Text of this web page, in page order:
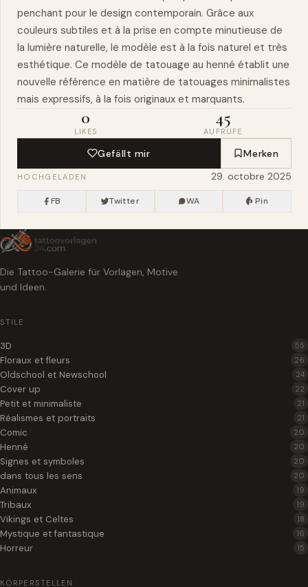
penchant pour le design contemporain. Grâce aux
couleurs subtiles et à la prise en compte minutieuse de
la lumière naturelle, le modèle est à la fois naturel et très
esthétique. Ce modèle de tatouage au henné établit une
nouvelle référence en matière de tatouages minimalistes
mais expressifs, à la fois originaux et marquants.
0
LIKES
45
AUFRUFE
Gefällt mir Merken
HOCHGELADEN 29. octobre 2025
FB Twitter WA Pin
Die Tattoo-Galerie für Vorlagen, Motive
und Ideen.
STILE
3D 55
Floraux et fleurs 26
Oldschool et Newschool 24
Cover up 22
Petit et minimaliste 21
Réalismes et portraits 21
Comic 20
Henné 20
Signes et symboles 20
dans tous les sens 20
Animaux 19
Tribaux 19
Vikings et Celtes 18
Mystique et fantastique 16
Horreur 15
KÖRPERSTELLEN